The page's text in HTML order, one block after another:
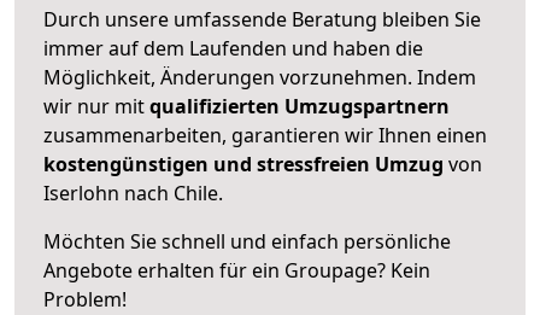
Durch unsere umfassende Beratung bleiben Sie
immer auf dem Laufenden und haben die
Möglichkeit, Änderungen vorzunehmen. Indem
wir nur mitqualifizierten Umzugspartnern
zusammenarbeiten, garantieren wir Ihnen einen
kostengünstigen und stressfreien Umzug von
Iserlohn nach Chile.
Möchten Sie schnell und einfach persönliche
Angebote erhalten für ein Groupage? Kein
Problem!